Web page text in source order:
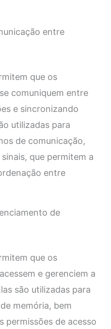
entre
que os
comuniquem entre
e sincronizando
utilizadas para
de comunicação,
que permitem a
entre
de
que os
e gerenciem a
são utilizadas para
memória, bem
permissões de acesso